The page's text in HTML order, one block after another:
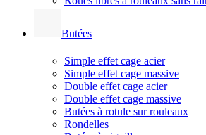
Butées
Simple effet cage acier
Simple effet cage massive
Double effet cage acier
Double effet cage massive
Butées à rotule sur rouleaux
Rondelles